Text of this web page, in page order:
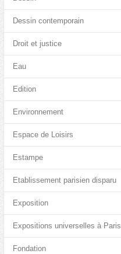
Dessin contemporain
Droit et justice
Eau
Edition
Environnement
Espace de Loisirs
Estampe
Etablissement parisien disparu
Exposition
Expositions universelles à Paris
Fondation